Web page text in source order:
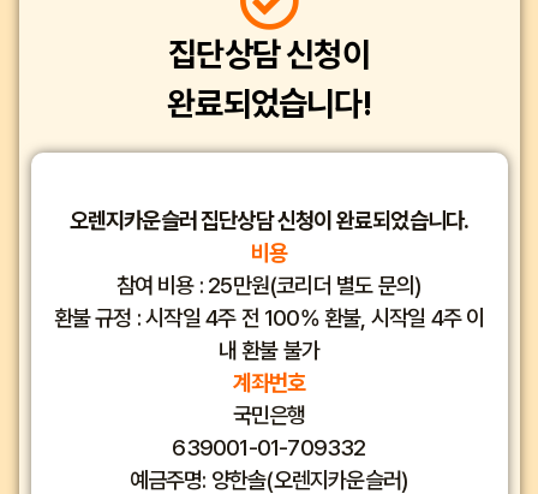
집단상담 신청이
완료되었습니다!
오렌지카운슬러 집단상담 신청이 완료되었습니다.
비용
참여 비용 : 25만원(코리더 별도 문의)
환불 규정 : 시작일 4주 전 100% 환불, 시작일 4주 이
내 환불 불가
계좌번호
국민은행
639001-01-709332
예금주명: 양한솔(오렌지카운슬러)